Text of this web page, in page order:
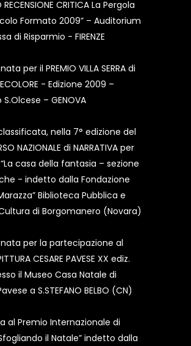
RECENSIONE CRITICA La Pergola
Formato 2009” – Auditorium
di Risparmio - FIRENZE
per il PREMIO VILLA SERRA di
- Edizione 2009 –
– GENOVA
nella 7° edizione del
NAZIONALE di NARRATIVA per
“La casa della fantasia – sezione
- indetto dalla Fondazione
Biblioteca Pubblica e
di Borgomanero (Novara)
per la partecipazione al
CESARE PAVESE XX ediz.
il Museo Casa Natale di
a S.STEFANO BELBO (CN)
al Premio Internazionale di
il Natale” indetto dalla